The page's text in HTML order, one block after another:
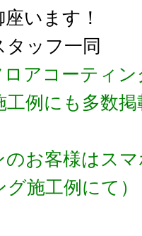
います！
ッフ一同
アコーティ
工例にも多数
お客様はスマ
施工例にて）